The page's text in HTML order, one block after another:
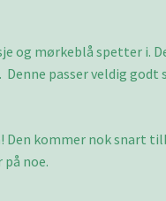
og mørkeblå spetter i.
passer veldig godt
Den kommer nok snart
noe.